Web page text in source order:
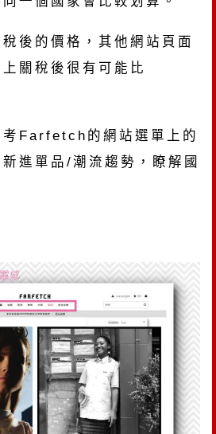
後的價格，其他網站頁面
關稅後很有可能比
考Farfetch的網站選單上的
新進單品/潮流趨勢，瞭解國